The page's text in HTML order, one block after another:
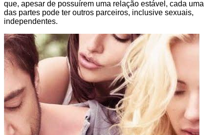
que, apesar de possuírem uma relação estável, cada uma
das partes pode ter outros parceiros, inclusive sexuais,
independentes.